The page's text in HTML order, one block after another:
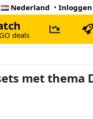
Nederland • Inloggen
deals
met thema